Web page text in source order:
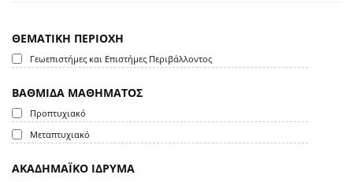
ΘΕΜΑΤΙΚΗ ΠΕΡΙΟΧΗ
Γεωεπιστήμες και Επιστήμες Περιβάλλοντος
ΒΑΘΜΙΔΑ ΜΑΘΗΜΑΤΟΣ
Προπτυχιακό
Μεταπτυχιακό
ΑΚΑΔΗΜΑΪΚΟ ΙΔΡΥΜΑ